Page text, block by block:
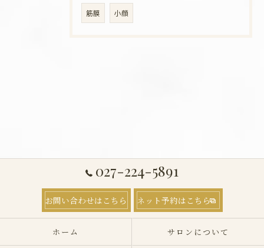
筋膜 小顔
027-224-5891
お問い合わせはこちら ネット予約はこちら
ホーム サロンについて